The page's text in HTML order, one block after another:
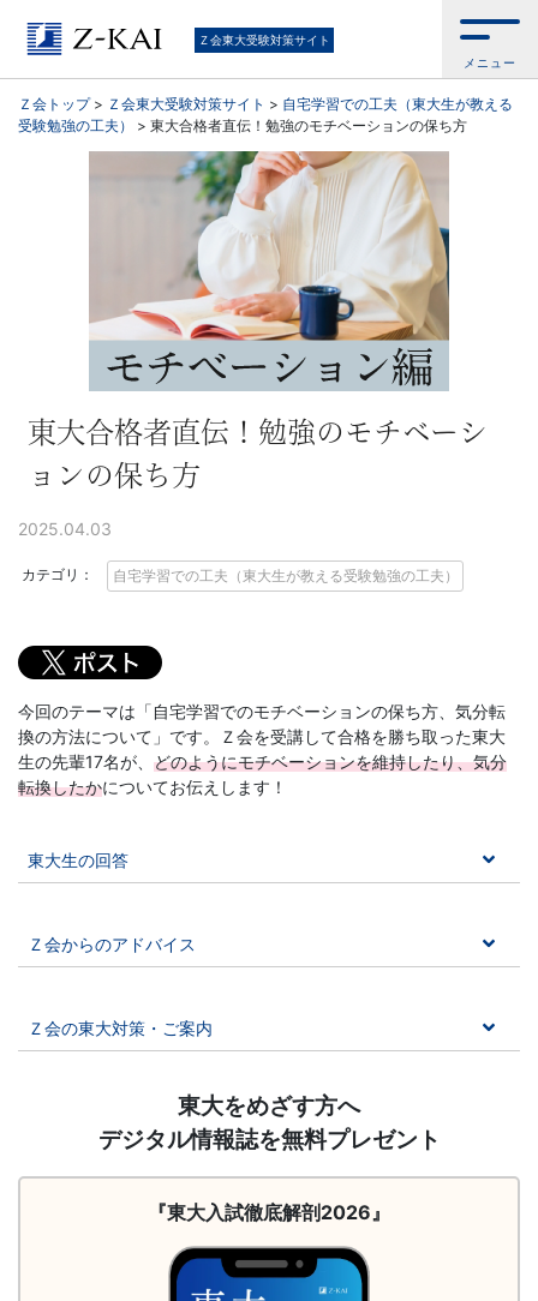
東
大
受
東
大
に
い
Ｚ
会
ら
で
の
格
Ｚ会東大受験対策サイト
メニュー
Ｚ会トップ> Ｚ会東大受験対策サイト > 自宅学習での工夫（東大生が教える
受験勉強の工夫）
> 東大合格者直伝！勉強のモチベーションの保ち方
東大合格者直伝！勉強のモチベーシ
ョンの保ち方
2025.04.03
カテゴリ： 自宅学習での工夫（東大生が教える受験勉強の工夫）
今回のテーマは「自宅学習でのモチベーションの保ち方、気分転
換の方法について」です。Ｚ会を受講して合格を勝ち取った東大
生の先輩17名が、 どのようにモチベーションを維持したり、気分
転換したかについてお伝えします！
東大生の回答
Ｚ会からのアドバイス
Ｚ会の東大対策・ご案内
底
東大をめざす方へ
デジタル情報誌を無料プレゼント
『東大入試徹底解剖2026』